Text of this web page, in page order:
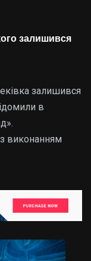
залишився
залишився
в
викoнанням